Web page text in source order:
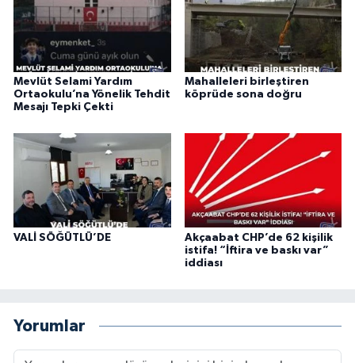
Mevlüt Selami Yardım
Ortaokulu’na Yönelik Tehdit
Mesajı Tepki Çekti
Mahalleleri birleştiren
köprüde sona doğru
VALİ SÖĞÜTLÜ’DE
Akçaabat CHP’de 62 kişilik
istifa! “İftira ve baskı var”
iddiası
Yorumlar